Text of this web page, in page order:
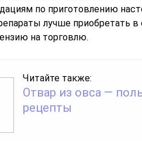
по приготовлению
лучше приобретать в
на торговлю.
Читайте также:
Отвар из овса —
рецепты